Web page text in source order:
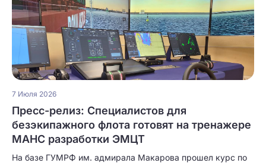
7 Июля 2026
Пресс-релиз: Специалистов для
безэкипажного флота готовят на тренажере
МАНС разработки ЭМЦТ
На базе ГУМРФ им. адмирала Макарова прошел курс по